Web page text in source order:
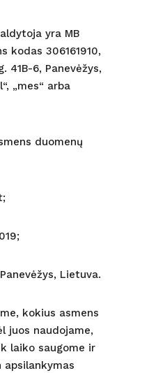
yra MB
kodas 306161910,
41B-6, Panevėžys,
„mes“ arba
duomenų
Lietuva.
kokius asmens
juos naudojame,
laiko saugome ir